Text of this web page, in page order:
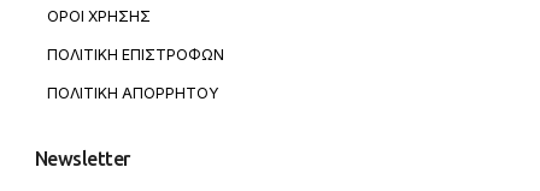
ΟΡΟΙ ΧΡΗΣΗΣ
ΠΟΛΙΤΙΚΗ ΕΠΙΣΤΡΟΦΩΝ
ΠΟΛΙΤΙΚΗ ΑΠΟΡΡΗΤΟΥ
Newsletter